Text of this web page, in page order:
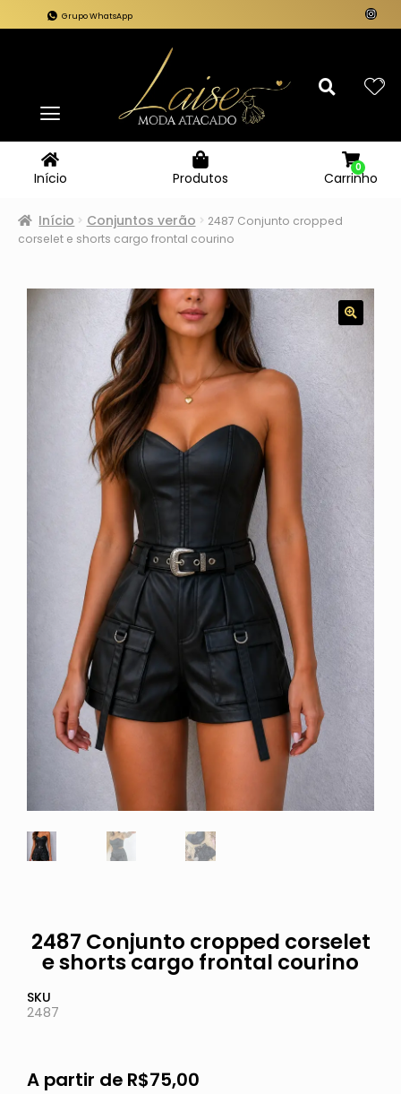
Grupo WhatsApp
Início Produtos Carrinho
0
Início Conjuntos verão
2487 Conjunto cropped
corselet e shorts cargo frontal courino
2487 Conjunto cropped corselet
e shorts cargo frontal courino
SKU
2487
A partir de R$75,00